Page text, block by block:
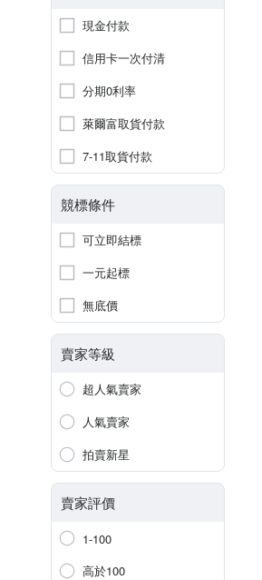
現金付款
信用卡一次付清
分期0利率
萊爾富取貨付款
7-11取貨付款
競標條件
可立即結標
一元起標
無底價
賣家等級
超人氣賣家
人氣賣家
拍賣新星
賣家評價
1-100
高於100